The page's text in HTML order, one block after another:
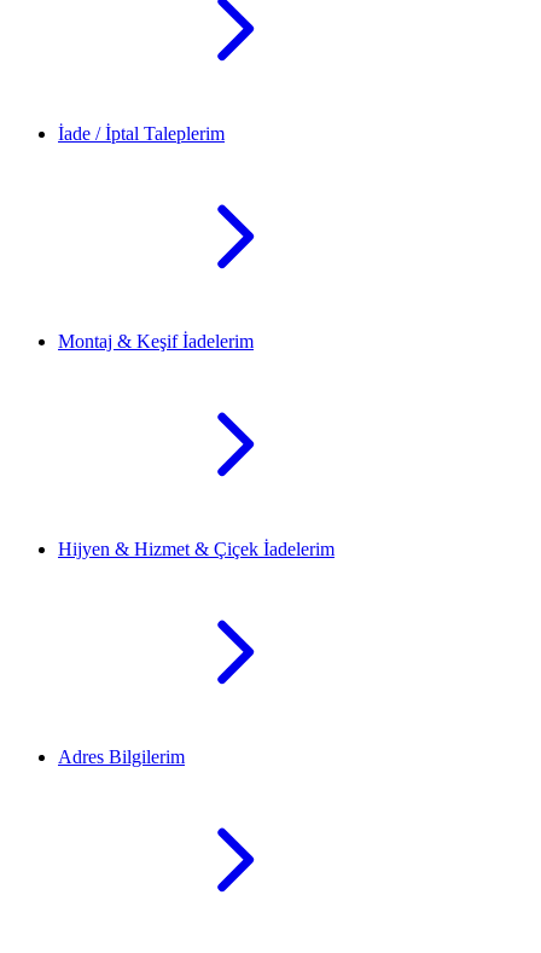
İade / İptal Taleplerim
Montaj & Keşif İadelerim
Hijyen & Hizmet & Çiçek İadelerim
Adres Bilgilerim